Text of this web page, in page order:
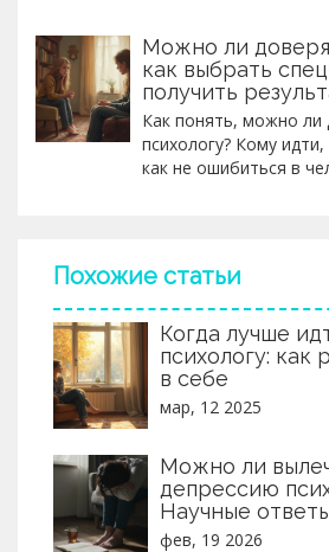
консультации.
Можно ли
как выбрать
получить
Как понять, можно ли
психологу? Кому
как не ошибиться в
Похожие статьи
Когда лучше
психологу: как
в себе
мар, 12 2025
Можно ли
депрессию
Научные
фев, 19 2026